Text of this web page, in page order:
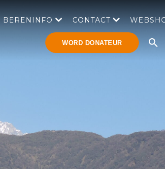
BERENINFO CONTACT
WORD DONATEUR